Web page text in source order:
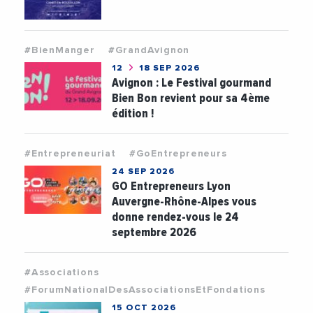
#BienManger #GrandAvignon
12 18 SEP 2026
Avignon : Le Festival gourmand
Bien Bon revient pour sa 4ème
édition !
#Entrepreneuriat #GoEntrepreneurs
24 SEP 2026
GO Entrepreneurs Lyon
Auvergne-Rhône-Alpes vous
donne rendez-vous le 24
septembre 2026
#Associations
#ForumNationalDesAssociationsEtFondations
15 OCT 2026